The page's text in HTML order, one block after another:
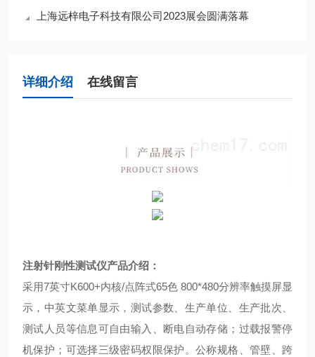
上海远梓电子科技有限公司2023展会圆满落幕
详细介绍 在线留言
注射针刚性测试仪产品介绍：
采用7英寸K600+内核/点阵式65色 800*480分辨率触摸屏显
示，中英文菜单显示，测试参数、生产单位、生产批次、
测试人员等信息可自由输入、断电自动存储；过载报警停
机保护；可选择三级密码权限保护。公称规格、管壁、跨